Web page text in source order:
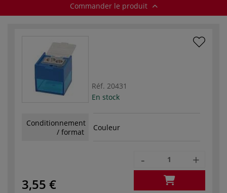
Commander le produit
Réf. 20431
En stock
Conditionnement
/ format
Couleur
3,55 €
- +